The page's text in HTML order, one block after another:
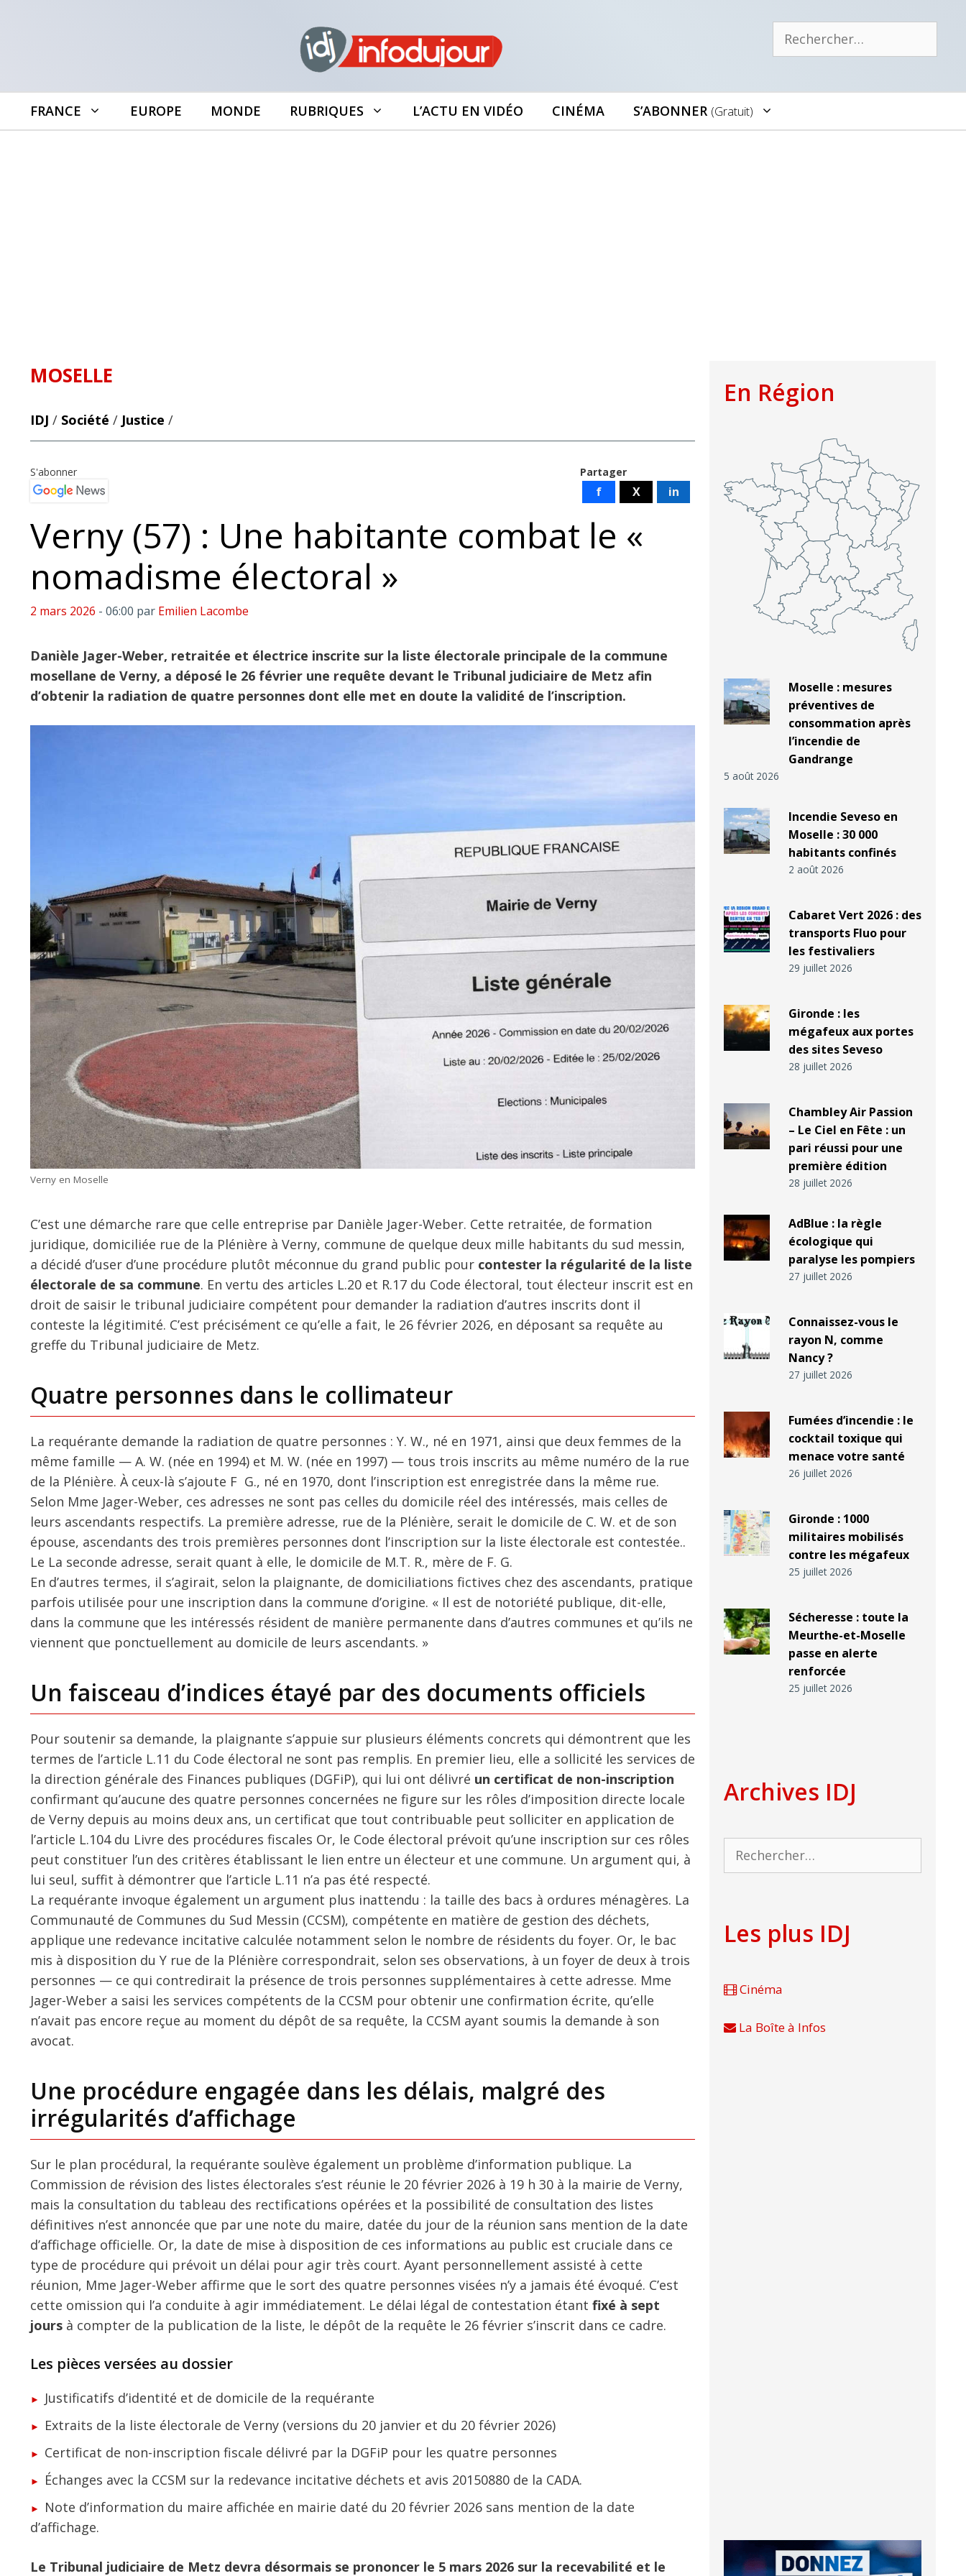
Rechercher :
FRANCE EUROPE MONDE RUBRIQUES L’ACTU EN VIDÉO CINÉMA S’ABONNER (gratuit)
MOSELLE
IDJ / Société / Justice /
Partager
f X in
S'abonner
Verny (57) : Une habitante combat le «
nomadisme électoral »
2 mars 2026 - 06:00 par Emilien Lacombe
Danièle Jager-Weber, retraitée et électrice inscrite sur la liste électorale principale de la commune
mosellane de Verny, a déposé le 26 février une requête devant le Tribunal judiciaire de Metz afin
d’obtenir la radiation de quatre personnes dont elle met en doute la validité de l’inscription.
Verny en Moselle
C’est une démarche rare que celle entreprise par Danièle Jager-Weber. Cette retraitée, de formation
juridique, domiciliée rue de la Plénière à Verny, commune de quelque deux mille habitants du sud messin,
a décidé d’user d’une procédure plutôt méconnue du grand public pour contester la régularité de la liste
électorale de sa commune. En vertu des articles L.20 et R.17 du Code électoral, tout électeur inscrit est en
droit de saisir le tribunal judiciaire compétent pour demander la radiation d’autres inscrits dont il
conteste la légitimité. C’est précisément ce qu’elle a fait, le 26 février 2026, en déposant sa requête au
greffe du Tribunal judiciaire de Metz.
Quatre personnes dans le collimateur
La requérante demande la radiation de quatre personnes : Y. W., né en 1971, ainsi que deux femmes de la
même famille — A. W. (née en 1994) et M. W. (née en 1997) — tous trois inscrits au même numéro de la rue
de la Plénière. À ceux-là s’ajoute F G., né en 1970, dont l’inscription est enregistrée dans la même rue.
Selon Mme Jager-Weber, ces adresses ne sont pas celles du domicile réel des intéressés, mais celles de
leurs ascendants respectifs. La première adresse, rue de la Plénière, serait le domicile de C. W. et de son
épouse, ascendants des trois premières personnes dont l’inscription sur la liste électorale est contestée..
Le La seconde adresse, serait quant à elle, le domicile de M.T. R., mère de F. G.
En d’autres termes, il s’agirait, selon la plaignante, de domiciliations fictives chez des ascendants, pratique
parfois utilisée pour une inscription dans la commune d’origine. « Il est de notoriété publique, dit-elle,
dans la commune que les intéressés résident de manière permanente dans d’autres communes et qu’ils ne
viennent que ponctuellement au domicile de leurs ascendants. »
Un faisceau d’indices étayé par des documents officiels
Pour soutenir sa demande, la plaignante s’appuie sur plusieurs éléments concrets qui démontrent que les
termes de l’article L.11 du Code électoral ne sont pas remplis. En premier lieu, elle a sollicité les services de
la direction générale des Finances publiques (DGFiP), qui lui ont délivré un certificat de non-inscription
confirmant qu’aucune des quatre personnes concernées ne figure sur les rôles d’imposition directe locale
de Verny depuis au moins deux ans, un certificat que tout contribuable peut solliciter en application de
l’article L.104 du Livre des procédures fiscales Or, le Code électoral prévoit qu’une inscription sur ces rôles
peut constituer l’un des critères établissant le lien entre un électeur et une commune. Un argument qui, à
lui seul, suffit à démontrer que l’article L.11 n’a pas été respecté.
La requérante invoque également un argument plus inattendu : la taille des bacs à ordures ménagères. La
Communauté de Communes du Sud Messin (CCSM), compétente en matière de gestion des déchets,
applique une redevance incitative calculée notamment selon le nombre de résidents du foyer. Or, le bac
mis à disposition du Y rue de la Plénière correspondrait, selon ses observations, à un foyer de deux à trois
personnes — ce qui contredirait la présence de trois personnes supplémentaires à cette adresse. Mme
Jager-Weber a saisi les services compétents de la CCSM pour obtenir une confirmation écrite, qu’elle
n’avait pas encore reçue au moment du dépôt de sa requête, la CCSM ayant soumis la demande à son
avocat.
Une procédure engagée dans les délais, malgré des
irrégularités d’affichage
Sur le plan procédural, la requérante soulève également un problème d’information publique. La
Commission de révision des listes électorales s’est réunie le 20 février 2026 à 19 h 30 à la mairie de Verny,
mais la consultation du tableau des rectifications opérées et la possibilité de consultation des listes
définitives n’est annoncée que par une note du maire, datée du jour de la réunion sans mention de la date
d’affichage officielle. Or, la date de mise à disposition de ces informations au public est cruciale dans ce
type de procédure qui prévoit un délai pour agir très court. Ayant personnellement assisté à cette
réunion, Mme Jager-Weber affirme que le sort des quatre personnes visées n’y a jamais été évoqué. C’est
cette omission qui l’a conduite à agir immédiatement. Le délai légal de contestation étant fixé à sept
jours à compter de la publication de la liste, le dépôt de la requête le 26 février s’inscrit dans ce cadre.
Les pièces versées au dossier
Justificatifs d’identité et de domicile de la requérante
Extraits de la liste électorale de Verny (versions du 20 janvier et du 20 février 2026)
Certificat de non-inscription fiscale délivré par la DGFiP pour les quatre personnes
Échanges avec la CCSM sur la redevance incitative déchets et avis 20150880 de la CADA.
Note d’information du maire affichée en mairie daté du 20 février 2026 sans mention de la date
d’affichage.
Le Tribunal judiciaire de Metz devra désormais se prononcer le 5 mars 2026 sur la recevabilité et le
En Région
Moselle : mesures
préventives de
consommation après
l’incendie de
Gandrange
5 août 2026
Incendie Seveso en
Moselle : 30 000
habitants confinés
2 août 2026
Cabaret Vert 2026 : des
transports Fluo pour
les festivaliers
29 juillet 2026
Gironde : les
mégafeux aux portes
des sites Seveso
28 juillet 2026
Chambley Air Passion
– Le Ciel en Fête : un
pari réussi pour une
première édition
28 juillet 2026
AdBlue : la règle
écologique qui
paralyse les pompiers
27 juillet 2026
Connaissez-vous le
rayon N, comme
Nancy ?
27 juillet 2026
Fumées d’incendie : le
cocktail toxique qui
menace votre santé
26 juillet 2026
Gironde : 1000
militaires mobilisés
contre les mégafeux
25 juillet 2026
Sécheresse : toute la
Meurthe-et-Moselle
passe en alerte
renforcée
25 juillet 2026
Archives IDJ
Rechercher :
Les plus IDJ
Cinéma
La Boîte à Infos